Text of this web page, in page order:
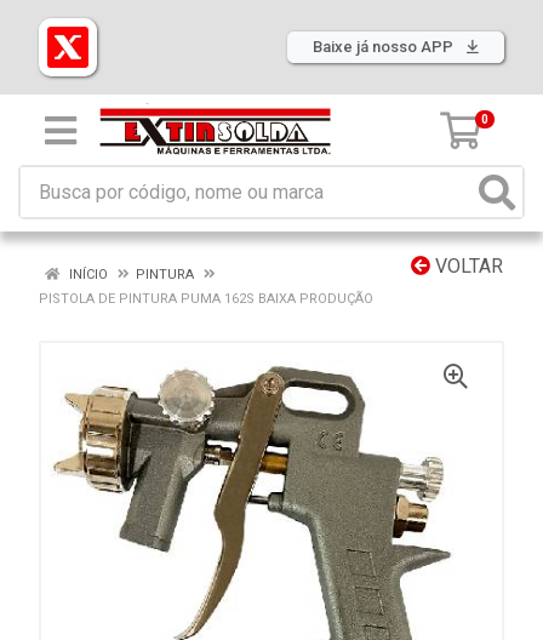
Baixe já nosso APP
0
VOLTAR
INÍCIO
PINTURA
PISTOLA DE PINTURA PUMA 162S BAIXA PRODUÇÃO